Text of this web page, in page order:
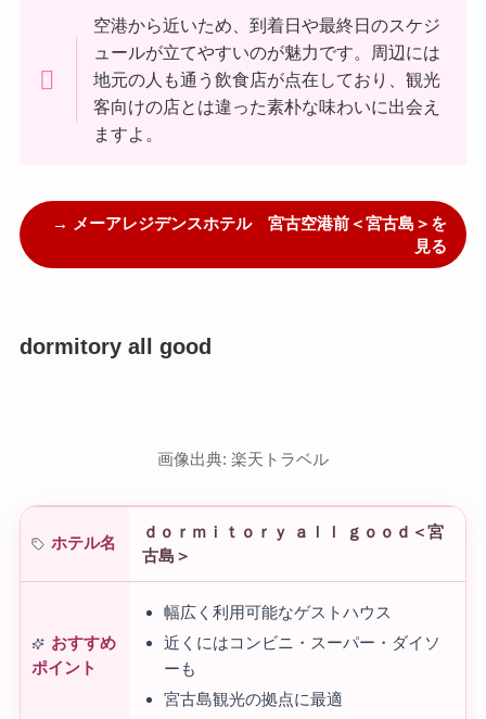
空港から近いため、到着日や最終日のスケジ
ュールが立てやすいのが魅力です。周辺には
地元の人も通う飲食店が点在しており、観光
客向けの店とは違った素朴な味わいに出会え
ますよ。
→ メーアレジデンスホテル 宮古空港前＜宮古島＞を
見る
dormitory all good
画像出典: 楽天トラベル
ホテル名
ｄｏｒｍｉｔｏｒｙ ａｌｌ ｇｏｏｄ＜宮
古島＞
おすすめ
ポイント
幅広く利用可能なゲストハウス
近くにはコンビニ・スーパー・ダイソ
ーも
宮古島観光の拠点に最適